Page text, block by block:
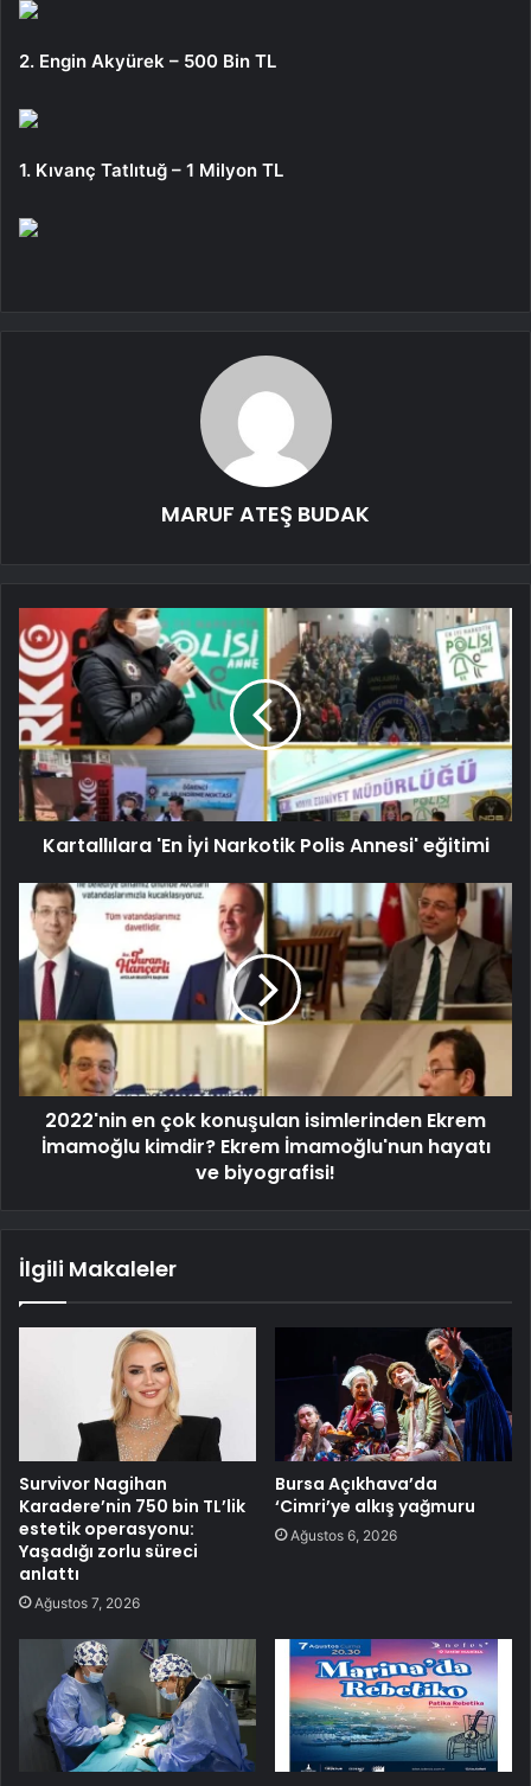
2. Engin Akyürek – 500 Bin TL
1. Kıvanç Tatlıtuğ – 1 Milyon TL
MARUF ATEŞ BUDAK
Kartallılara 'En İyi Narkotik Polis Annesi' eğitimi
2022'nin en çok konuşulan isimlerinden Ekrem
İmamoğlu kimdir? Ekrem İmamoğlu'nun hayatı
ve biyografisi!
İlgili Makaleler
Survivor Nagihan
Karadere’nin 750 bin TL’lik
estetik operasyonu:
Yaşadığı zorlu süreci
anlattı
Ağustos 7, 2026
Bursa Açıkhava’da
‘Cimri’ye alkış yağmuru
Ağustos 6, 2026